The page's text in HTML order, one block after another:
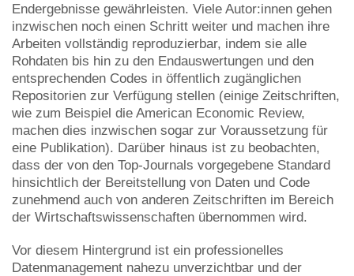
Endergebnisse gewährleisten. Viele Autor:innen gehen
inzwischen noch einen Schritt weiter und machen ihre
Arbeiten vollständig reproduzierbar, indem sie alle
Rohdaten bis hin zu den Endauswertungen und den
entsprechenden Codes in öffentlich zugänglichen
Repositorien zur Verfügung stellen (einige Zeitschriften,
wie zum Beispiel die American Economic Review,
machen dies inzwischen sogar zur Voraussetzung für
eine Publikation). Darüber hinaus ist zu beobachten,
dass der von den Top-Journals vorgegebene Standard
hinsichtlich der Bereitstellung von Daten und Code
zunehmend auch von anderen Zeitschriften im Bereich
der Wirtschaftswissenschaften übernommen wird.
Vor diesem Hintergrund ist ein professionelles
Datenmanagement nahezu unverzichtbar und der